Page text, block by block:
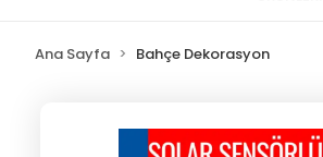
Ana Sayfa Bahçe Dekorasyon